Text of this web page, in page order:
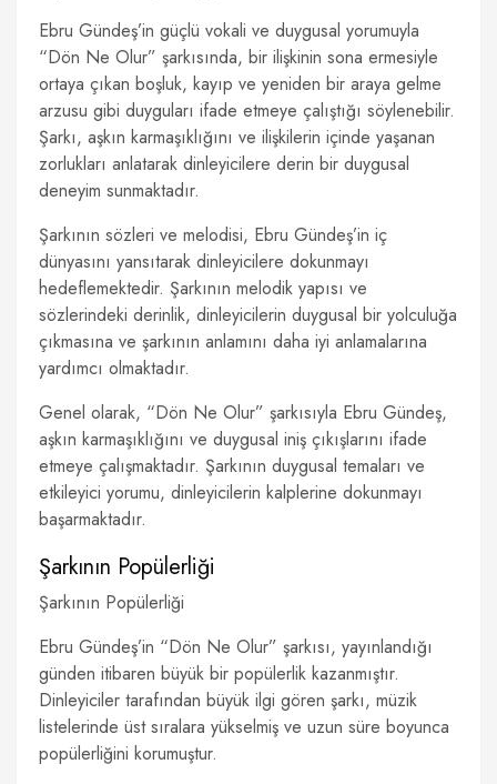
Ebru Gündeş’in güçlü vokali ve duygusal yorumuyla
“Dön Ne Olur” şarkısında, bir ilişkinin sona ermesiyle
ortaya çıkan boşluk, kayıp ve yeniden bir araya gelme
arzusu gibi duyguları ifade etmeye çalıştığı söylenebilir.
Şarkı, aşkın karmaşıklığını ve ilişkilerin içinde yaşanan
zorlukları anlatarak dinleyicilere derin bir duygusal
deneyim sunmaktadır.
Şarkının sözleri ve melodisi, Ebru Gündeş’in iç
dünyasını yansıtarak dinleyicilere dokunmayı
hedeflemektedir. Şarkının melodik yapısı ve
sözlerindeki derinlik, dinleyicilerin duygusal bir yolculuğa
çıkmasına ve şarkının anlamını daha iyi anlamalarına
yardımcı olmaktadır.
Genel olarak, “Dön Ne Olur” şarkısıyla Ebru Gündeş,
aşkın karmaşıklığını ve duygusal iniş çıkışlarını ifade
etmeye çalışmaktadır. Şarkının duygusal temaları ve
etkileyici yorumu, dinleyicilerin kalplerine dokunmayı
başarmaktadır.
Şarkının Popülerliği
Şarkının Popülerliği
Ebru Gündeş’in “Dön Ne Olur” şarkısı, yayınlandığı
günden itibaren büyük bir popülerlik kazanmıştır.
Dinleyiciler tarafından büyük ilgi gören şarkı, müzik
listelerinde üst sıralara yükselmiş ve uzun süre boyunca
popülerliğini korumuştur.